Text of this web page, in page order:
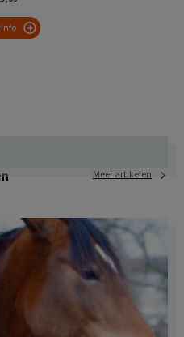
Meer artikelen